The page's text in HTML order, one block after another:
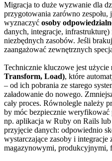
Migracja to duże wyzwanie dla
przygotowania zarówno
wyznaczyć osoby
danych, integracje,
niezbędnych zasobów. Jeśli
zaangażować zewnętrznych
Technicznie kluczowe jest użycie
Transform, Load), które
– od ich pobrania ze starego
załadowanie do nowego.
cały proces. Równolegle należy
by móc bezpiecznie
np. aplikacja w Ruby on Rails
przyjęcie danych: odpowiednio
wystarczające zasoby i integracje
magazynowymi, produkcyjnymi,